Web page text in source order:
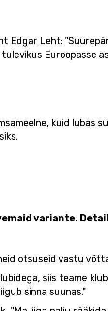
Edgar Leht:
Euroopasse
kuid lubas
variante.
otsuseid vastu
siis teame
sinna suunas."